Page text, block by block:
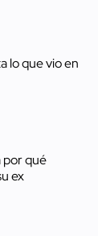
lo que vio en
por qué
ex